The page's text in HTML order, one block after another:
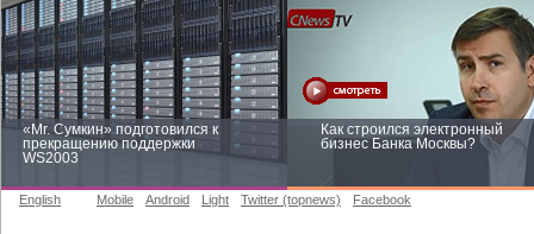
«Mr. Сумкин» подготовился к
прекращению поддержки
WS2003
Как строился электронный
бизнес Банка Москвы?
English Mobile Android Light Twitter (topnews) Facebook